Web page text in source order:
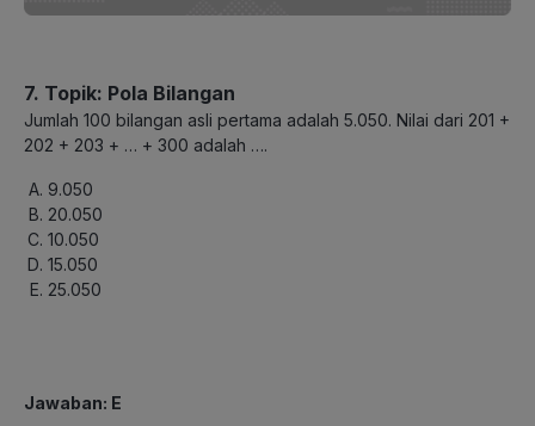
7. Topik: Pola Bilangan
Jumlah 100 bilangan asli pertama adalah 5.050. Nilai dari 201 +
202 + 203 + … + 300 adalah ….
9.050
20.050
10.050
15.050
25.050
Jawaban: E